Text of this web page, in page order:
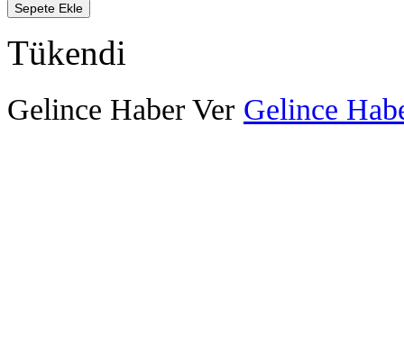
Sepete Ekle
Tükendi
Gelince Haber Ver Gelince